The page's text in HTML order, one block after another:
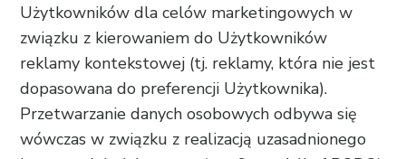
Użytkowników dla celów marketingowych w
związku z kierowaniem do Użytkowników
reklamy kontekstowej (tj. reklamy, która nie jest
dopasowana do preferencji Użytkownika).
Przetwarzanie danych osobowych odbywa się
wówczas w związku z realizacją uzasadnionego